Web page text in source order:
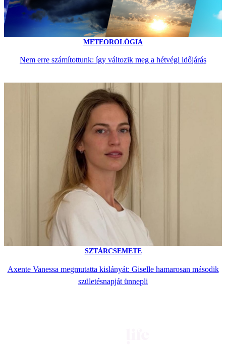
METEOROLÓGIA
Nem erre számítottunk: így változik meg a hétvégi időjárás
SZTÁRCSEMETE
Axente Vanessa megmutatta kislányát: Giselle hamarosan második
születésnapját ünnepli